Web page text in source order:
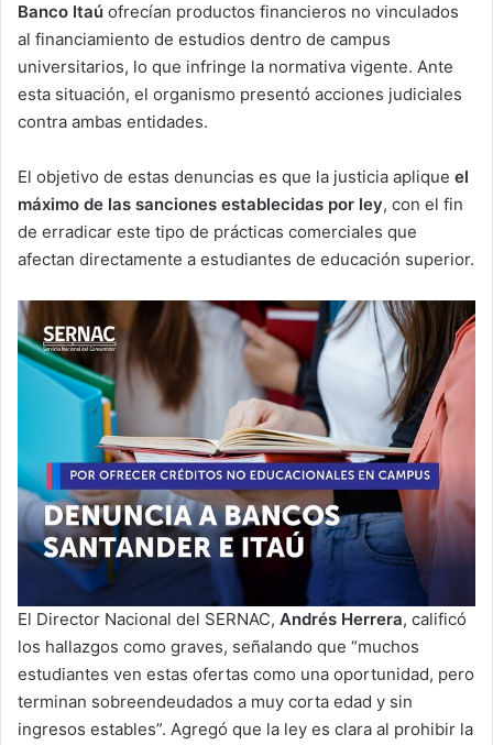
Banco Itaú ofrecían productos financieros no vinculados
al financiamiento de estudios dentro de campus
universitarios, lo que infringe la normativa vigente. Ante
esta situación, el organismo presentó acciones judiciales
contra ambas entidades.
El objetivo de estas denuncias es que la justicia aplique el
máximo de las sanciones establecidas por ley, con el fin
de erradicar este tipo de prácticas comerciales que
afectan directamente a estudiantes de educación superior.
El Director Nacional del SERNAC, Andrés Herrera, calificó
los hallazgos como graves, señalando que “muchos
estudiantes ven estas ofertas como una oportunidad, pero
terminan sobreendeudados a muy corta edad y sin
ingresos estables”. Agregó que la ley es clara al prohibir la